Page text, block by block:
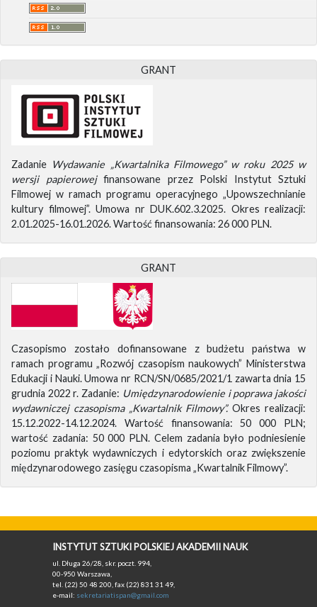
GRANT
Zadanie Wydawanie „Kwartalnika Filmowego” w roku 2025 w
wersji papierowejfinansowane przez Polski Instytut Sztuki
Filmowej w ramach programu operacyjnego „Upowszechnianie
kultury filmowej”. Umowa nr DUK.602.3.2025. Okres realizacji:
2.01.2025-16.01.2026. Wartość finansowania: 26 000 PLN.
GRANT
Czasopismo zostało dofinansowane z budżetu państwa w
ramach programu „Rozwój czasopism naukowych” Ministerstwa
Edukacji i Nauki. Umowa nr RCN/SN/0685/2021/1 zawarta dnia 15
grudnia 2022 r. Zadanie: Umiędzynarodowienie i poprawa jakości
wydawniczej czasopisma „Kwartalnik Filmowy”.Okres realizacji:
15.12.2022-14.12.2024. Wartość finansowania: 50 000 PLN;
wartość zadania: 50 000 PLN. Celem zadania było podniesienie
poziomu praktyk wydawniczych i edytorskich oraz zwiększenie
międzynarodowego zasięgu czasopisma „Kwartalnik Filmowy”.
INSTYTUT SZTUKI POLSKIEJ AKADEMII NAUK
ul. Długa 26/28, skr. poczt. 994,
00-950 Warszawa,
tel. (22) 50 48 200, fax (22) 831 31 49,
e-mail: sekretariatispan@gmail.com